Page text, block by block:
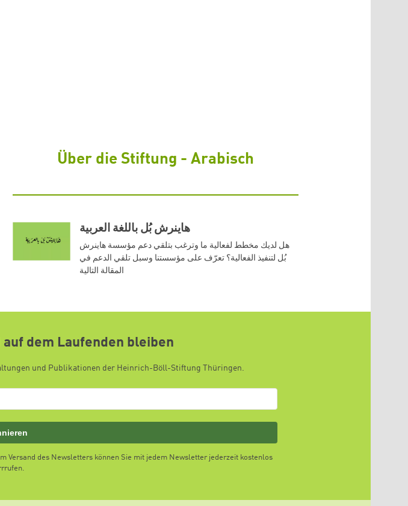
Über die Stiftung - Arabisch
هاينرش بُل باللغة العربية
هل لديك مخطط لفعالية ما وترغب بتلقي دعم مؤسسة هاينرش
بُل لتنفيذ الفعالية؟ تعرّف على مؤسستنا وسبل تلقي الدعم في
dem Laufenden bleiben
und Publikationen der Heinrich-Böll-Stiftung Thüringen.
Versand des Newsletters können Sie mit jedem Newsletter jederzeit kostenlos